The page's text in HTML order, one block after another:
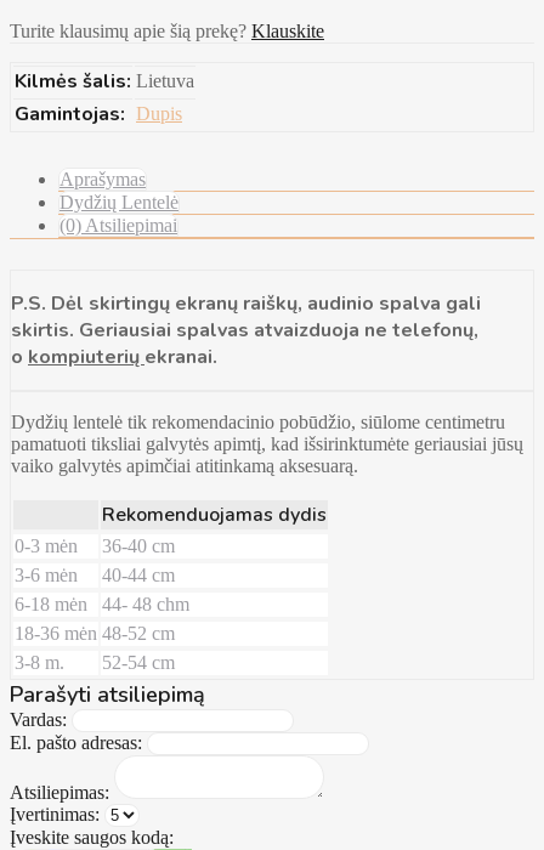
Turite klausimų apie šią prekę? Klauskite
Kilmės šalis: Lietuva
Gamintojas: Dupis
Aprašymas
Dydžių Lentelė
(0) Atsiliepimai
P.S. Dėl skirtingų ekranų raiškų, audinio spalva gali
skirtis. Geriausiai spalvas atvaizduoja ne telefonų,
o kompiuterių ekranai.
Dydžių lentelė tik rekomendacinio pobūdžio, siūlome centimetru
pamatuoti tiksliai galvytės apimtį, kad išsirinktumėte geriausiai jūsų
vaiko galvytės apimčiai atitinkamą aksesuarą.
Rekomenduojamas dydis
0-3 mėn
36-40 cm
3-6 mėn
40-44 cm
6-18 mėn
44- 48 chm
18-36 mėn 48-52 cm
3-8 m.
52-54 cm
Parašyti atsiliepimą
Vardas:
El. pašto adresas:
Atsiliepimas:
Įvertinimas:
Įveskite saugos kodą: